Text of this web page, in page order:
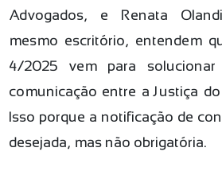
Advogados, e Renata
mesmo escritório, entendem
4/2025 vem para
comunicação entre a Justiça
Isso porque a notificação de
desejada, mas não obrigatória.